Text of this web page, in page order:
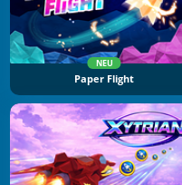
NEU
Paper Flight